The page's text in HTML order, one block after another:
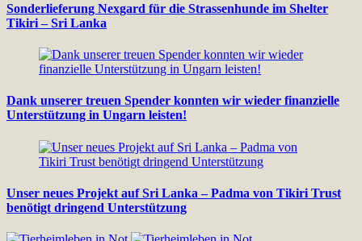
Sonderlieferung Nexgard für die Strassenhunde im Shelter
Tikiri – Sri Lanka
Dank unserer treuen Spender konnten wir wieder finanzielle
Unterstützung in Ungarn leisten!
Unser neues Projekt auf Sri Lanka – Padma von Tikiri Trust
benötigt dringend Unterstützung